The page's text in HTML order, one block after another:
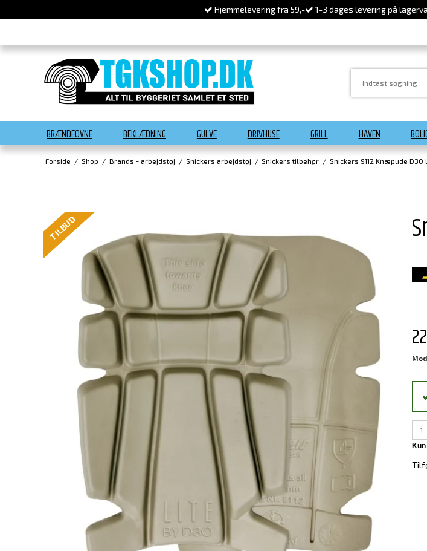
Hjemmelevering fra 59,- 1-3 dages levering på
BRÆNDEOVNE BEKLÆDNING GULVE DRIVHUSE GRILL HAVEN
Forside / Shop / Brands - arbejdstøj / Snickers arbejdstøj / Snickers tilbehør / Snickers 9112 Knæpude D3O
TILBUD